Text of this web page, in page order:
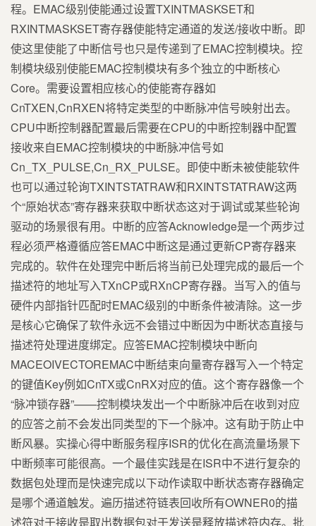
程。EMAC级别使能通过设置TXINTMASKSET和
RXINTMASKSET寄存器使能特定通道的发送/接收中断。即
使这里使能了中断信号也只是传递到了EMAC控制模块。控
制模块级别使能EMAC控制模块有多个独立的中断核心
Core。需要设置相应核心的使能寄存器如
CnTXEN,CnRXEN将特定类型的中断脉冲信号映射出去。
CPU中断控制器配置最后需要在CPU的中断控制器中配置
接收来自EMAC控制模块的中断脉冲信号如
Cn_TX_PULSE,Cn_RX_PULSE。即使中断未被使能软件
也可以通过轮询TXINTSTATRAW和RXINTSTATRAW这两
个“原始状态”寄存器来获取中断状态这对于调试或某些轮询
驱动的场景很有用。中断的应答Acknowledge是一个两步过
程必须严格遵循应答EMAC中断这是通过更新CP寄存器来
完成的。软件在处理完中断后将当前已处理完成的最后一个
描述符的地址写入TXnCP或RXnCP寄存器。当写入的值与
硬件内部指针匹配时EMAC级别的中断条件被清除。这一步
是核心它确保了软件永远不会错过中断因为中断状态直接与
描述符处理进度绑定。应答EMAC控制模块中断向
MACEOIVECTOREMAC中断结束向量寄存器写入一个特定
的键值Key例如CnTX或CnRX对应的值。这个寄存器像一个
“脉冲锁存器”——控制模块发出一个中断脉冲后在收到对应
的应答之前不会发出同类型的下一个脉冲。这有助于防止中
断风暴。实操心得中断服务程序ISR的优化在高流量场景下
中断频率可能很高。一个最佳实践是在ISR中不进行复杂的
数据包处理而是快速完成以下动作读取中断状态寄存器确定
是哪个通道触发。遍历描述符链表回收所有OWNER0的描
述符对于接收是取出数据包对于发送是释放描述符内存。批